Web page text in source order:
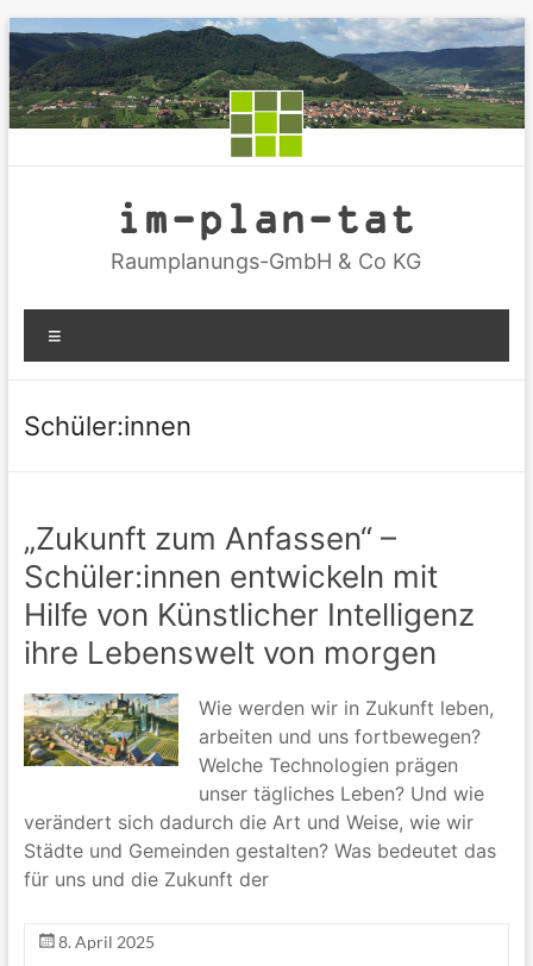
Zum
Inhalt
springen
im-plan-tat
Raumplanungs-GmbH & Co KG
Schüler:innen
„Zukunft zum Anfassen“ –
Schüler:innen entwickeln mit
Hilfe von Künstlicher Intelligenz
ihre Lebenswelt von morgen
Wie werden wir in Zukunft leben,
arbeiten und uns fortbewegen?
Welche Technologien prägen
unser tägliches Leben? Und wie
verändert sich dadurch die Art und Weise, wie wir
Städte und Gemeinden gestalten? Was bedeutet das
für uns und die Zukunft der
8. April 2025